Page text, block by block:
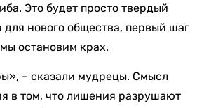
Это будет просто твердый
нового общества, первый шаг
остановим крах.
– сказали мудрецы. Смысл
в том, что лишения разрушают